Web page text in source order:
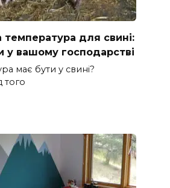
для свині:
у вашому господарстві
має бути у свині?
того